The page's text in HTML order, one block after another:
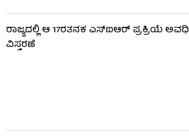
ರಾಜ್ಯದಲ್ಲಿ ಆ 17ರತನಕ ಎಸ್‌ಐಆರ್ ಪ್ರಕ್ರಿಯೆ ಅವಧಿ
ವಿಸ್ತರಣೆ